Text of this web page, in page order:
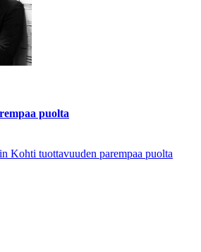
puolta
Kohti tuottavuuden parempaa puolta